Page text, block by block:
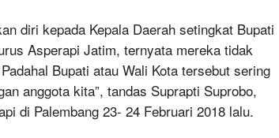
diri kepada Kepala Daerah setingkat Bupati
Asperapi Jatim, ternyata mereka tidak
Bupati atau Wali Kota tersebut sering
anggota kita”, tandas Suprapti Suprobo,
di Palembang 23- 24 Februari 2018 lalu.